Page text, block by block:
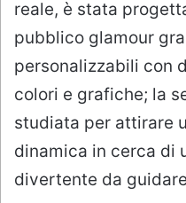
reale, è stata
pubblico glamour
personalizzabili con
colori e grafiche; la
studiata per attirare
dinamica in cerca di
divertente da